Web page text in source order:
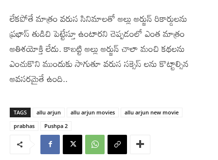
లేకపోతే మాత్రం వరుస సినిమాలతో అల్లు అర్జున్ రికార్డులను
ప్రభాస్ తుడిచి పెట్టేస్తూ ఉంటారని చెప్పడంలో ఎంత మాత్రం
అతిశయోక్తి లేదు. కాబట్టి అల్లు అర్జున్ చాలా మంచి కథలను
ఎంచుకొని ముందుకు సాగుతూ వరుస సక్సెస్ లను కొట్టాల్సిన
అవసరమైతే ఉంది..
TAGS allu arjun allu arjun movies
allu arjun new movie
prabhas
Pushpa 2